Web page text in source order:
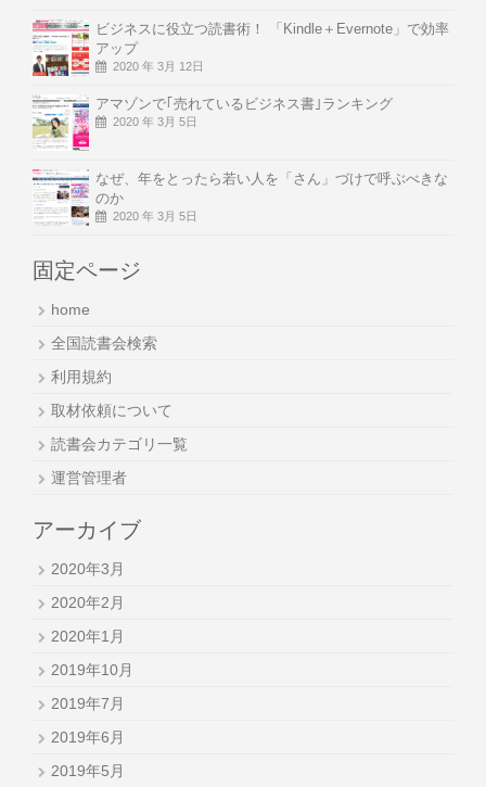
ビジネスに役立つ読書術！ 「Kindle＋Evernote」で効率
アップ
2020 年 3月 12日
アマゾンで｢売れているビジネス書｣ランキング
2020 年 3月 5日
なぜ、年をとったら若い人を「さん」づけで呼ぶべきな
のか
2020 年 3月 5日
固定ページ
home
全国読書会検索
利用規約
取材依頼について
読書会カテゴリ一覧
運営管理者
アーカイブ
2020年3月
2020年2月
2020年1月
2019年10月
2019年7月
2019年6月
2019年5月